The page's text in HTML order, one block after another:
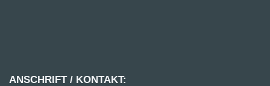
ANSCHRIFT / KONTAKT: